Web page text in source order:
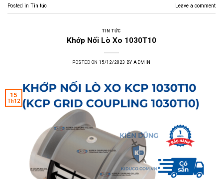
Posted in Tin tức Leave a comment
TIN TỨC
Khớp Nối Lò Xo 1030T10
POSTED ON 15/12/2023 BYADMIN
15
Th12